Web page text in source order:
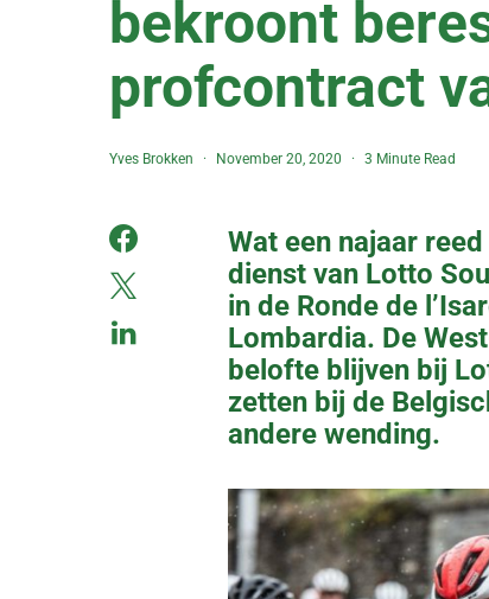
bekroont
profcontract
Yves Brokken November 20, 2020 3 Minute Read
Wat een najaar
dienst van Lotto
in de Ronde de
Lombardia. De
belofte blijven bij
zetten bij de
andere wending.